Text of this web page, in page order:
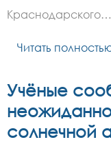
Краснодарского…
Читать
Учёные
солнечной